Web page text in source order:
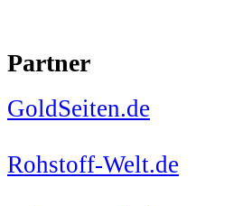
Partner
GoldSeiten.de
Rohstoff-Welt.de